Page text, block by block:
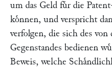
um das Geld fuͤr die
koͤnnen, und verspricht
verfolgen, die sich des
Gegenstandes bedienen
Beweis, welche